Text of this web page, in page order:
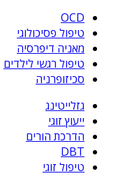
OCD
טיפול פסיכולוגי
מאניה דיפרסיה
טיפול רגשי לילדים
סכיזופרניה
גזלייטינג
ייעוץ זוגי
הדרכת הורים
DBT
טיפול זוגי